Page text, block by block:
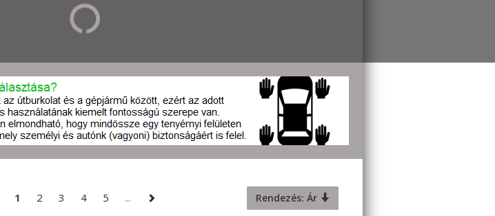
1 2 3 4 5 ... Rendezés: Ár